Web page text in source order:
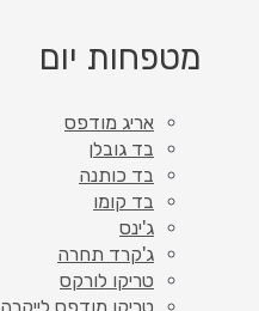
מטפחות יום
אריג מודפס
בד גובלן
בד כותנה
בד קומו
ג'ינס
ג'קרד תחרה
טריקו לורקס